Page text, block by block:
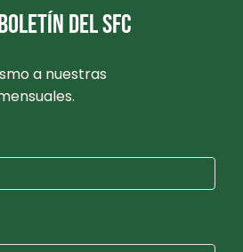
DEL SFC
a nuestras